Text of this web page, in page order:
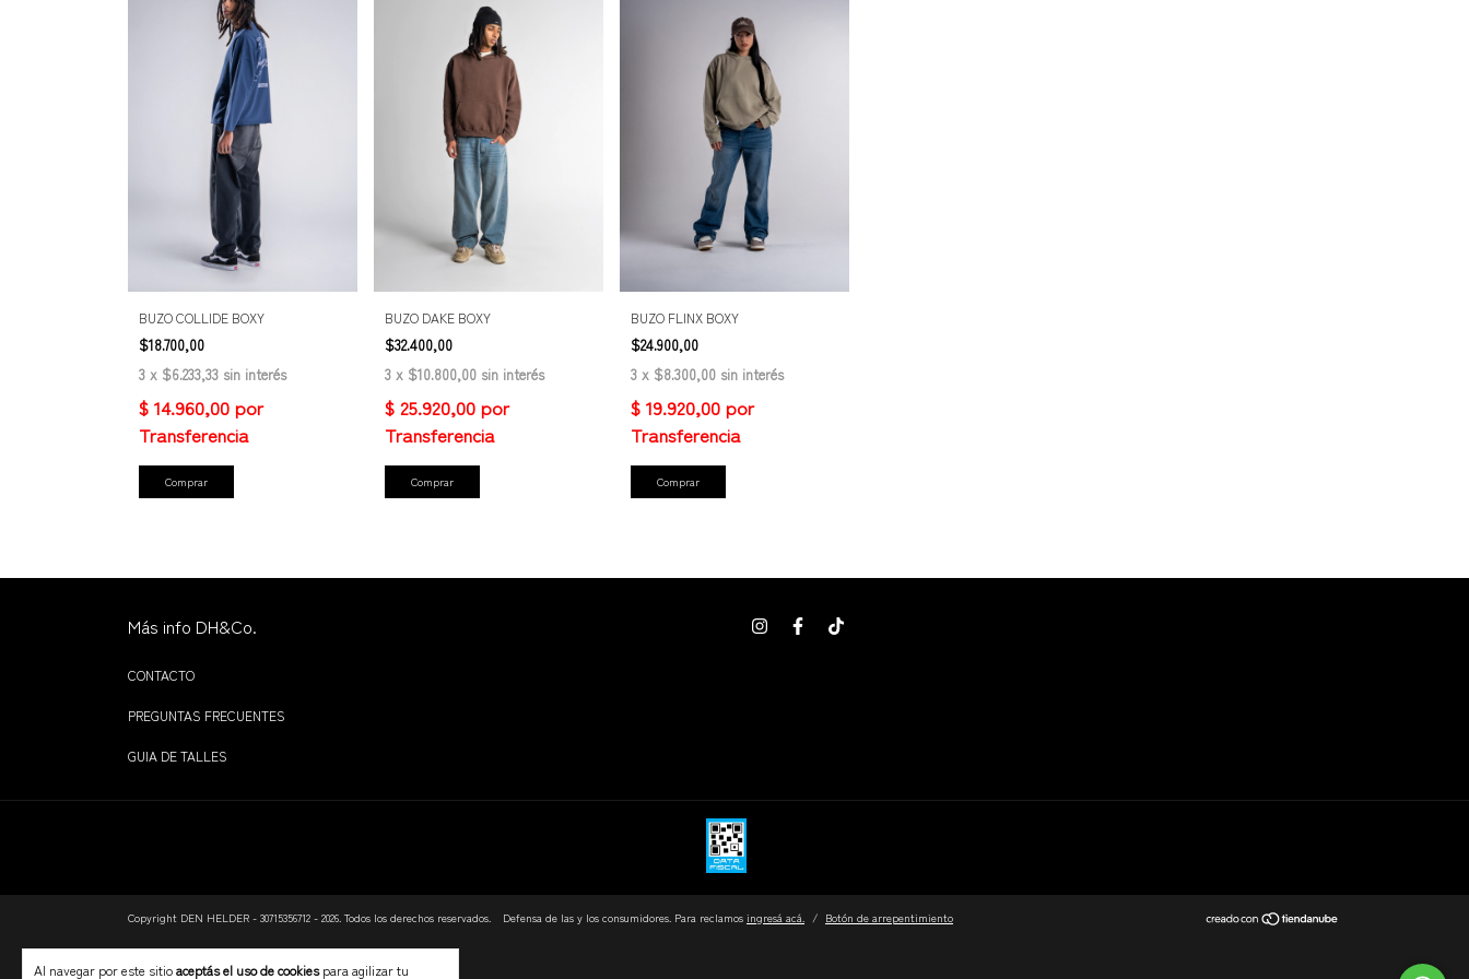
Al navegar por este sitioaceptás el uso de cookiespara agilizar tu
BUZO COLLIDE BOXY
$18.700,00
3 x $6.233,33 sin interés
Comprar
BUZO DAKE BOXY
$32.400,00
3 x $10.800,00 sin interés
Comprar
BUZO FLINX BOXY
$24.900,00
3 x $8.300,00 sin interés
Comprar
Más info DH&Co.
CONTACTO
PREGUNTAS FRECUENTES
GUIA DE TALLES
Copyright DEN HELDER - 30715356712 - 2026. Todos los derechos reservados. Defensa de las y los consumidores. Para reclamos ingresá acá. / Botón de arrepentimiento